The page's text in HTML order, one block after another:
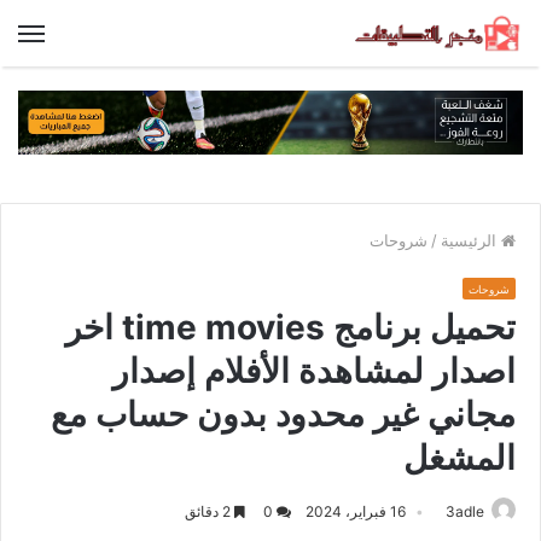
الرئيسية / شروحات
شروحات
تحميل برنامج time movies اخر
اصدار لمشاهدة الأفلام إصدار
مجاني غير محدود بدون حساب مع
المشغل
3adle 16 فبراير، 2024